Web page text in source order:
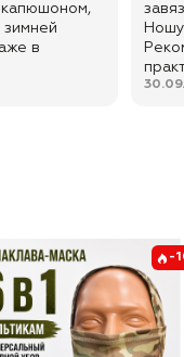
капюшоном,
зимней
в
-